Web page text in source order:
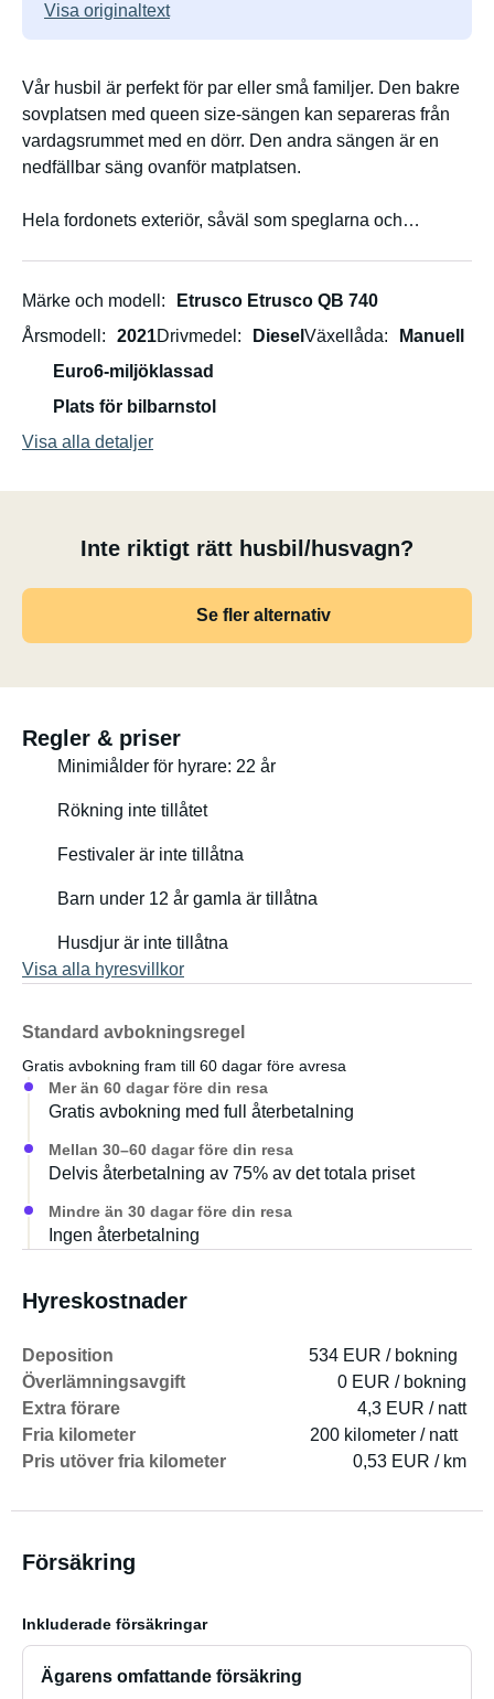
Visa originaltext
Vår husbil är perfekt för par eller små familjer. Den bakre
sovplatsen med queen size-sängen kan separeras från
vardagsrummet med en dörr. Den andra sängen är en
nedfällbar säng ovanför matplatsen.
Hela fordonets exteriör, såväl som speglarna och
Märke och modell
Etrusco Etrusco QB 740
Årsmodell
2021Drivmedel Diesel Växellåda
Manuell
Euro6-miljöklassad
Plats för bilbarnstol
Visa alla detaljer
Inte riktigt rätt husbil/husvagn?
Se fler alternativ
Regler & priser
Minimiålder för hyrare: 22 år
Rökning inte tillåtet
Festivaler är inte tillåtna
Barn under 12 år gamla är tillåtna
Husdjur är inte tillåtna
Visa alla hyresvillkor
Standard avbokningsregel
Gratis avbokning fram till 60 dagar före avresa
Mer än 60 dagar före din resa
Gratis avbokning med full återbetalning
Mellan 30–60 dagar före din resa
Delvis återbetalning av 75% av det totala priset
Mindre än 30 dagar före din resa
Ingen återbetalning
Hyreskostnader
Deposition
534 EUR / bokning
Överlämningsavgift
0 EUR / bokning
Extra förare
4,3 EUR / natt
Fria kilometer
200 kilometer / natt
Pris utöver fria kilometer
0,53 EUR / km
Försäkring
Inkluderade försäkringar
Ägarens omfattande försäkring